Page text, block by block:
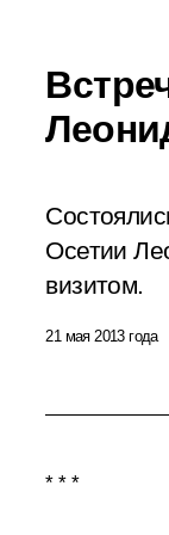
Осетии
визитом.
21 мая 2013 года
* * *